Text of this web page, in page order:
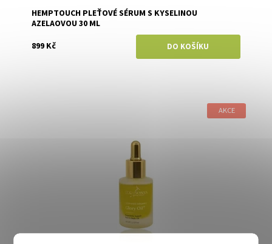
HEMPTOUCH PLEŤOVÉ SÉRUM S KYSELINOU
AZELAOVOU 30 ML
899 Kč
AKCE